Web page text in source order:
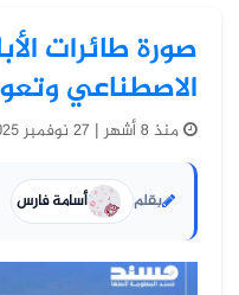
صورة طائرات
الاصطناعي وتعود
منذ 8 أشهر | 27 نوفمبر 2025
بقلم أسامة فارس